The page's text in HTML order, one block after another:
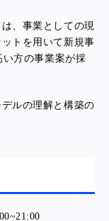
、事業としての現
トを用いて新規事
い方の事業案が採
ルの理解と構築の